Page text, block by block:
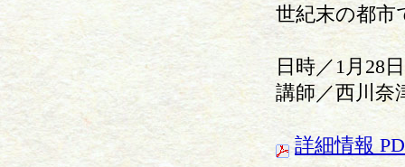
世紀末の都市
日時／1月28
講師／西川
詳細情報